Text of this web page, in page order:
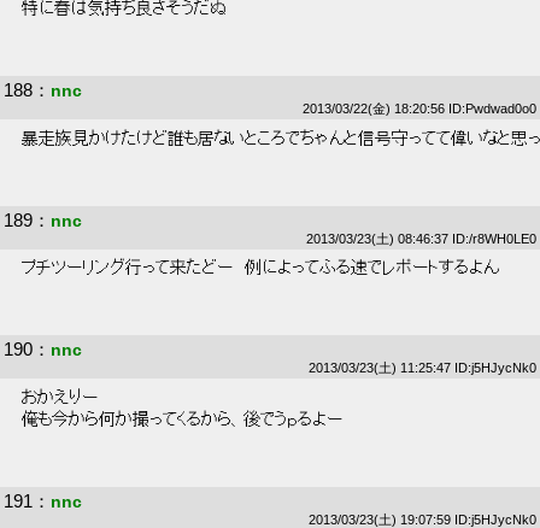
特に春は気持ち良さそうだぬ
188 ： nnc
2013/03/22(金) 18:20:56 ID:Pwdwad0o0
暴走族見かけたけど誰も居ないところでちゃんと信号守ってて偉いなと思
189 ： nnc
2013/03/23(土) 08:46:37 ID:/r8WH0LE0
プチツーリング行って来たどー　例によってふる速でレポートするよん
190 ： nnc
2013/03/23(土) 11:25:47 ID:j5HJycNk0
おかえりー
俺も今から何か撮ってくるから、後でうｐるよー
191 ： nnc
2013/03/23(土) 19:07:59 ID:j5HJycNk0